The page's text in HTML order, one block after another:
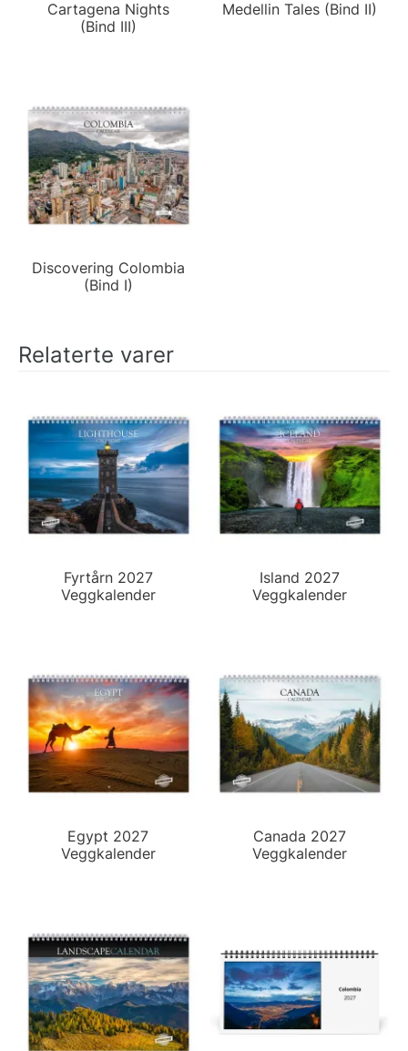
Cartagena Nights
(Bind III)
Medellin Tales (Bind II)
Discovering Colombia
(Bind I)
Relaterte varer
Fyrtårn 2027
Veggkalender
Island 2027
Veggkalender
Egypt 2027
Veggkalender
Canada 2027
Veggkalender